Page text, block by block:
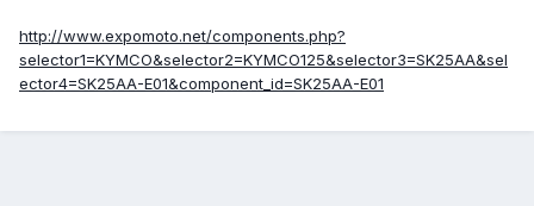
http://www.expomoto.net/components.php?
selector1=KYMCO&selector2=KYMCO125&selector3=SK25AA&sel
ector4=SK25AA-E01&component_id=SK25AA-E01